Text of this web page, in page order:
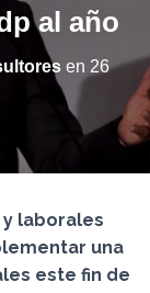
M
D
D
A
G
C
al año
en 26
laborales
una
este fin de